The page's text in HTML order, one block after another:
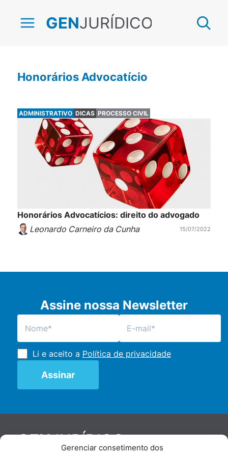
Gerenciar consetimento dos
GENJURÍDICO
Honorários Advocatício
ADMINISTRATIVO DICAS PROCESSO CIVIL
Honorários Advocatícios: direito do advogado
Leonardo Carneiro da Cunha
15/07/2022
Assine nossa Newsletter
Li e aceito a Política de privacidade
GENJURÍDICO